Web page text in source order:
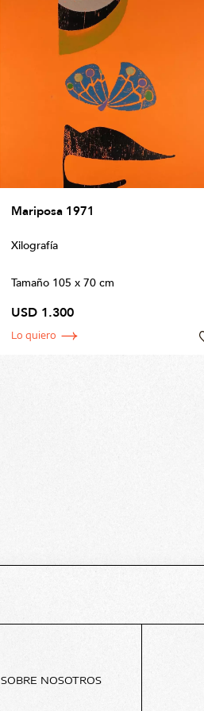
Mariposa 1971
Xilografía
Tamaño 105 x 70 cm
USD 1.300
Lo quiero
SOBRE NOSOTROS